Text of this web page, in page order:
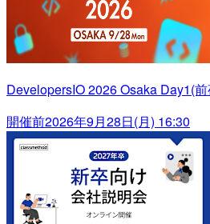
DevelopersIO 2026 Osaka Day1(
開催前2026年9月28日(月) 16:30